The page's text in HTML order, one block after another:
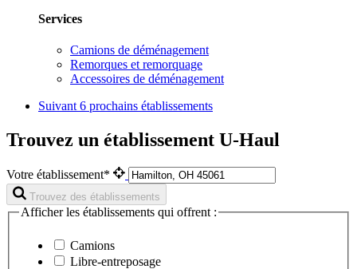
Services
Camions de déménagement
Remorques et remorquage
Accessoires de déménagement
Suivant 6 prochains établissements
Trouvez un établissement U-Haul
Votre établissement*
Trouvez des établissements
Afficher les établissements qui offrent :
Camions
Libre-entreposage